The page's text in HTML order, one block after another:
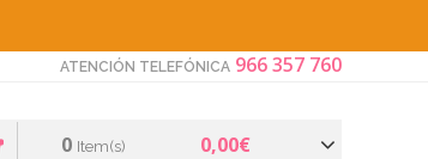
ATENCIÓN TELEFÓNICA 966 357 760
0 Item(s) 0,00€